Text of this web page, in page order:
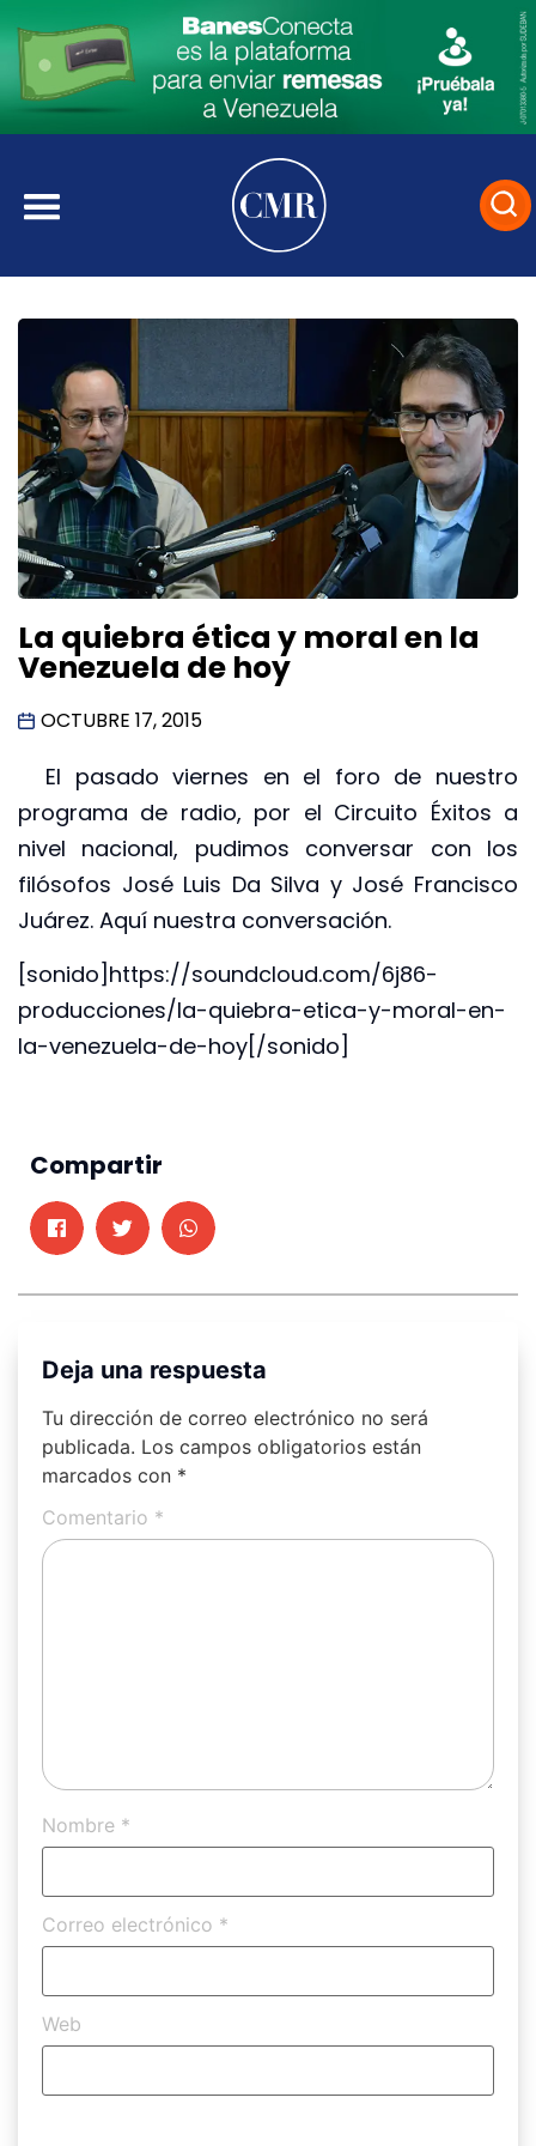
La quiebra ética y moral en la
Venezuela de hoy
OCTUBRE 17, 2015
El pasado viernes en el foro de nuestro
programa de radio, por el Circuito Éxitos a
nivel nacional, pudimos conversar con los
filósofos José Luis Da Silva y José Francisco
Juárez. Aquí nuestra conversación.
[sonido]https://soundcloud.com/6j86-
producciones/la-quiebra-etica-y-moral-en-
la-venezuela-de-hoy[/sonido]
Compartir
Deja una respuesta
Tu dirección de correo electrónico no será
publicada. Los campos obligatorios están
marcados con *
Comentario *
Nombre *
Correo electrónico *
Web